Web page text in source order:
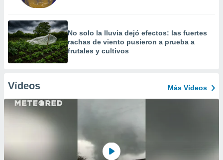
No solo la lluvia dejó efectos: las fuertes
rachas de viento pusieron a prueba a
frutales y cultivos
Vídeos Más Vídeos